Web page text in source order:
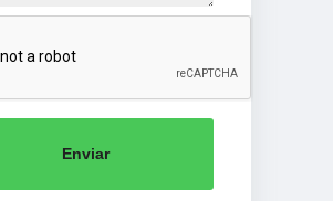
Enviar